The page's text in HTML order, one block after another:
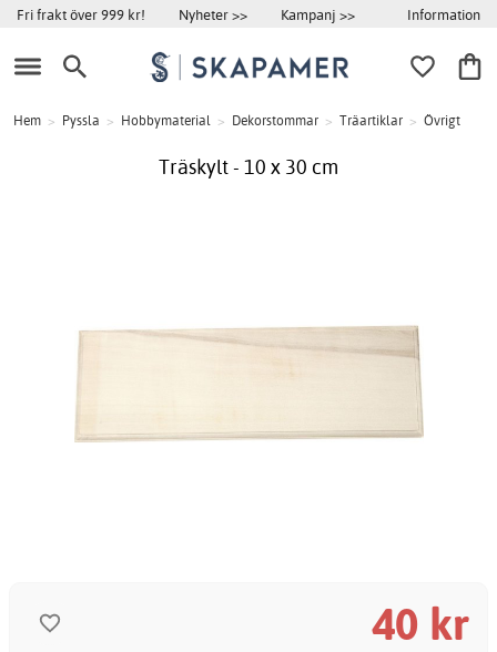
Fri frakt över 999 kr! Nyheter >> Kampanj >> Information
Hem > Pyssla > Hobbymaterial > Dekorstommar > Träartiklar > Övrigt
Träskylt - 10 x 30 cm
40 kr